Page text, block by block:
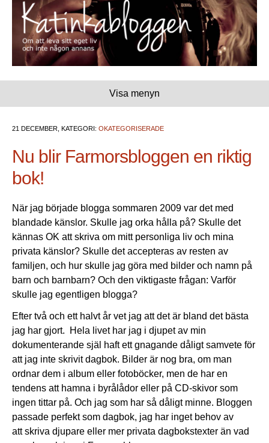
Visa menyn
21 DECEMBER, KATEGORI: OKATEGORISERADE
Nu blir Farmorsbloggen en riktig
bok!
När jag började blogga sommaren 2009 var det med
blandade känslor. Skulle jag orka hålla på? Skulle det
kännas OK att skriva om mitt personliga liv och mina
privata känslor? Skulle det accepteras av resten av
familjen, och hur skulle jag göra med bilder och namn på
barn och barnbarn? Och den viktigaste frågan: Varför
skulle jag egentligen blogga?
Efter två och ett halvt år vet jag att det är bland det bästa
jag har gjort. Hela livet har jag i djupet av min
dokumenterande själ haft ett gnagande dåligt samvete för
att jag inte skrivit dagbok. Bilder är nog bra, om man
ordnar dem i album eller fotoböcker, men de har en
tendens att hamna i byrålådor eller på CD-skivor som
ingen tittar på. Och jag som har så dåligt minne. Bloggen
passade perfekt som dagbok, jag har inget behov av
att skriva djupare eller mer privata dagbokstexter än vad